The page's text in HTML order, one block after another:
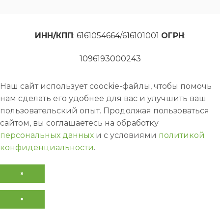
ИНН/КПП : 6161054664/616101001 ОГРН :
1096193000243
Наш сайт использует coockie-файлы, чтобы помочь
нам сделать его удобнее для вас и улучшить ваш
пользовательский опыт. Продолжая пользоваться
сайтом, вы соглашаетесь на обработку
персональных данных и с условиями политикой
конфиденциальности.
×
×